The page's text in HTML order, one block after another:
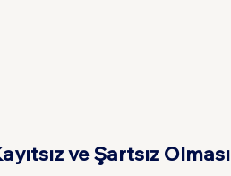
ve Şartsız Olması